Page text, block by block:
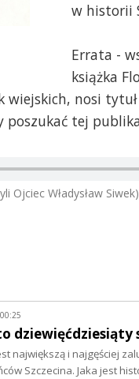
w historii
Errata -
książka
nosi
poszukać tej
Ojciec Władysław Siwek)
dziewięćdziesiąty
największą i najgęściej
Szczecina. Jaka jest